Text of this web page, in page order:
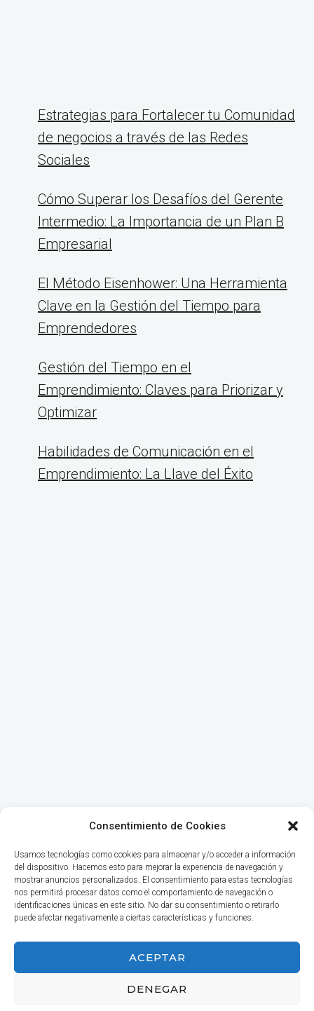
Consentimiento de Cookies
Usamos tecnologías como cookies para almacenar y/o acceder a información
del dispositivo. Hacemos esto para mejorar la experiencia de navegación y
mostrar anuncios personalizados. El consentimiento para estas tecnologías
nos permitirá procesar datos como el comportamiento de navegación o
identificaciones únicas en este sitio. No dar su consentimiento o retirarlo
puede afectar negativamente a ciertas características y funciones.
ACEPTAR
DENEGAR
Estrategias para Fortalecer tu Comunidad
de negocios a través de las Redes
Sociales
Cómo Superar los Desafíos del Gerente
Intermedio: La Importancia de un Plan B
Empresarial
El Método Eisenhower: Una Herramienta
Clave en la Gestión del Tiempo para
Emprendedores
Gestión del Tiempo en el
Emprendimiento: Claves para Priorizar y
Optimizar
Habilidades de Comunicación en el
Emprendimiento: La Llave del Éxito
INICIO
© 2026 Haga Negocios